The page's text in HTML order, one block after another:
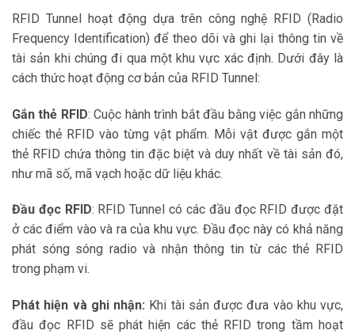
RFID Tunnel hoạt động dựa trên công nghệ RFID (Radio
Frequency Identification) để theo dõi và ghi lại thông tin về
tài sản khi chúng đi qua một khu vực xác định. Dưới đây là
cách thức hoạt động cơ bản của RFID Tunnel:
Gắn thẻ RFID: Cuộc hành trình bắt đầu bằng việc gắn những
chiếc thẻ RFID vào từng vật phẩm. Mỗi vật được gắn một
thẻ RFID chứa thông tin đặc biệt và duy nhất về tài sản đó,
như mã số, mã vạch hoặc dữ liệu khác.
Đầu đọc RFID: RFID Tunnel có các đầu đọc RFID được đặt
ở các điểm vào và ra của khu vực. Đầu đọc này có khả năng
phát sóng sóng radio và nhận thông tin từ các thẻ RFID
trong phạm vi.
Phát hiện và ghi nhận: Khi tài sản được đưa vào khu vực,
đầu đọc RFID sẽ phát hiện các thẻ RFID trong tầm hoạt